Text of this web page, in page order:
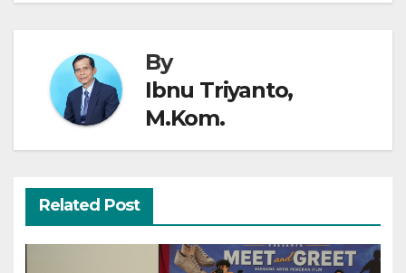
By
Ibnu Triyanto,
M.Kom.
Related Post